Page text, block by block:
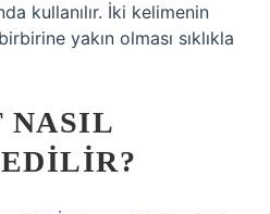
kullanılır. İki kelimenin
yakın olması sıklıkla
NASIL